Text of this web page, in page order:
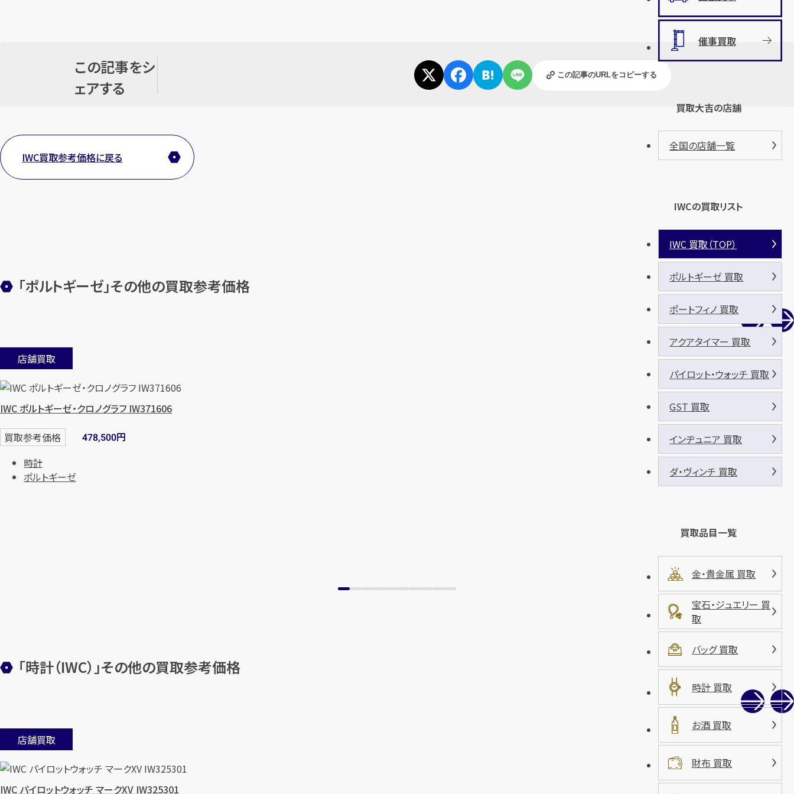
この記事をシ
ェアする
この記事のURLをコピーする
IWC買取参考価格に戻る
「ポルトギーゼ」その他の買取参考価格
店舗買取
IWC ポルトギーゼ・クロノグラフ IW371606
買取参考価格 478,500円
時計
ポルトギーゼ
「時計（IWC）」その他の買取参考価格
店舗買取
IWC パイロットウォッチ マークXV IW325301
催事買取
買取大吉の店舗
全国の店舗一覧
IWCの買取リスト
IWC 買取（TOP）
ポルトギーゼ 買取
ポートフィノ 買取
アクアタイマー 買取
パイロット・ウォッチ 買取
GST 買取
インヂュニア 買取
ダ・ヴィンチ 買取
買取品目一覧
金・貴金属 買取
宝石・ジュエリー 買
取
バッグ 買取
時計 買取
お酒 買取
財布 買取